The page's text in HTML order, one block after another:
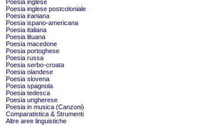
Poesia inglese
Poesia inglese postcoloniale
Poesia iraniana
Poesia ispano-americana
Poesia italiana
Poesia lituana
Poesia macedone
Poesia portoghese
Poesia russa
Poesia serbo-croata
Poesia olandese
Poesia slovena
Poesia spagnola
Poesia tedesca
Poesia ungherese
Poesia in musica (Canzoni)
Comparatistica & Strumenti
Altre aree linguistiche